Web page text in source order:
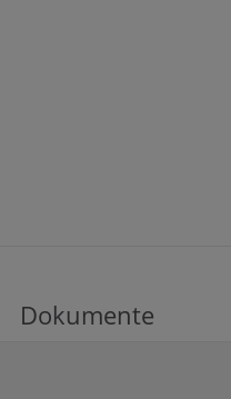
Dokumente